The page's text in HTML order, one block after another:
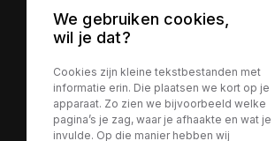
Buiten openingstijden op afspraak
beschikbaar.
We gebruiken cookies,
wil je dat?
Cookies zijn kleine tekstbestanden met
informatie erin. Die plaatsen we kort op je
apparaat. Zo zien we bijvoorbeeld welke
pagina’s je zag, waar je afhaakte en wat je
invulde. Op die manier hebben wij